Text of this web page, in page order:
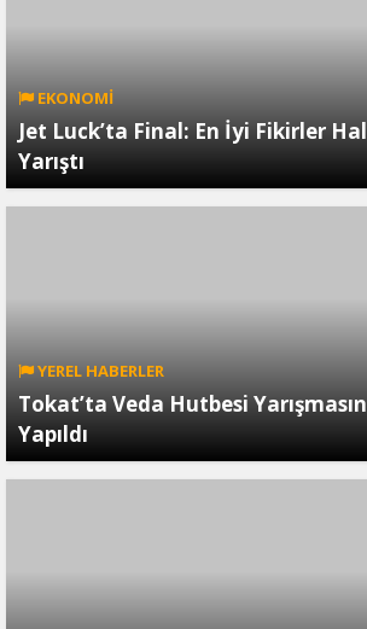
EKONOMİ
Jet Luck’ta Final: En İyi Fikirler
Yarıştı
YEREL HABERLER
Tokat’ta Veda Hutbesi
Yapıldı